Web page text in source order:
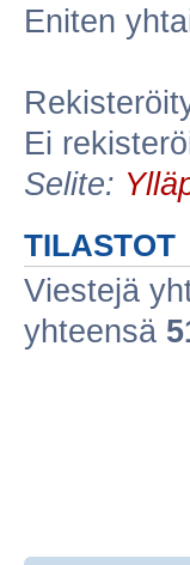
Eniten
Ei
Selite:
TILASTOT
Viestejä
yhteensä